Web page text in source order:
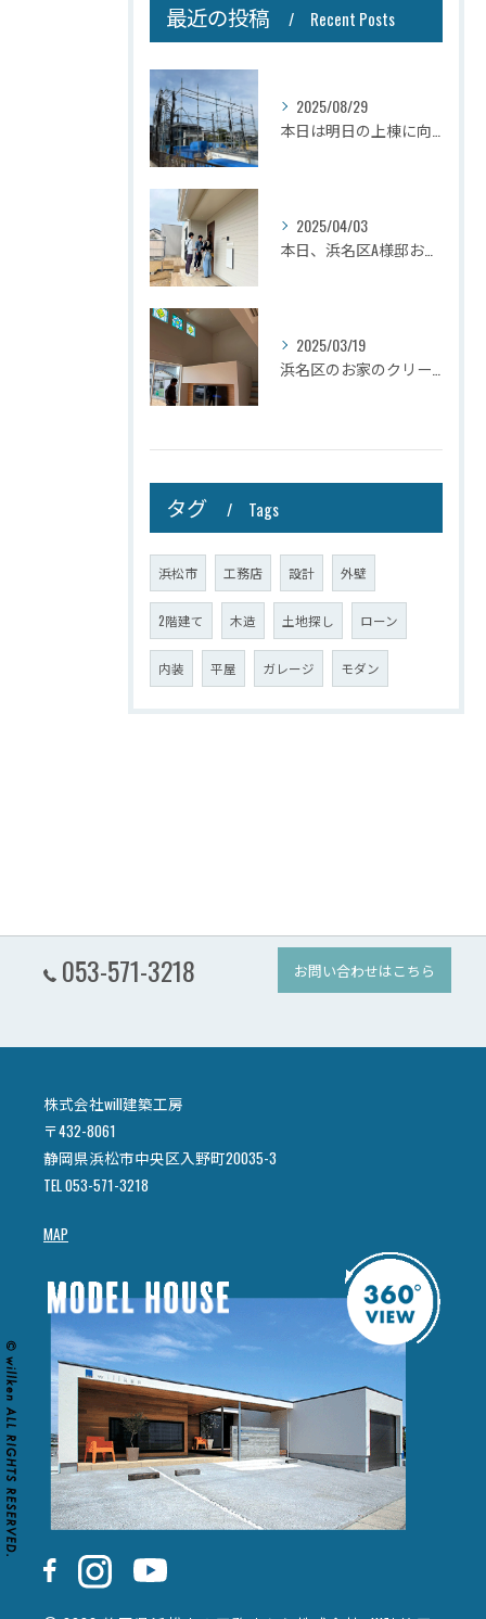
最近の投稿 Recent Posts
2025/08/29
2025/04/03
2025/03/19
タグ Tags
浜松市 工務店 設計 外壁
2階建て 木造 土地探し ローン
内装 平屋 ガレージ モダン
053-571-3218 お問い合わせはこちら
株式会社will建築工房
〒432-8061
静岡県浜松市中央区入野町20035-3
TEL 053-571-3218
MAP